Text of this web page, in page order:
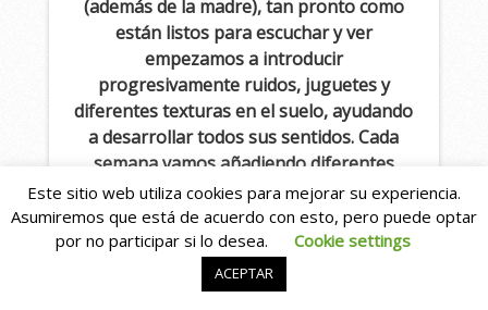
(además de la madre), tan pronto como
están listos para escuchar y ver
empezamos a introducir
progresivamente ruidos, juguetes y
diferentes texturas en el suelo, ayudando
a desarrollar todos sus sentidos. Cada
semana vamos añadiendo diferentes
obstáculos y juguetes, antes de cada
camada realizamos una pequeña
inversión de nuevas cosas que creemos
que pueden ayudarles.
Este sitio web utiliza cookies para mejorar su experiencia.
Asumiremos que está de acuerdo con esto, pero puede optar
por no participar si lo desea.
Cookie settings
ACEPTAR